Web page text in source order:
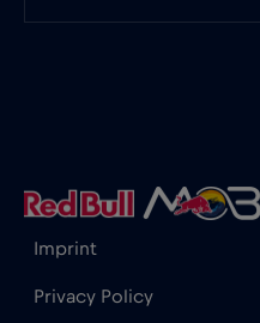
Imprint
Privacy Policy